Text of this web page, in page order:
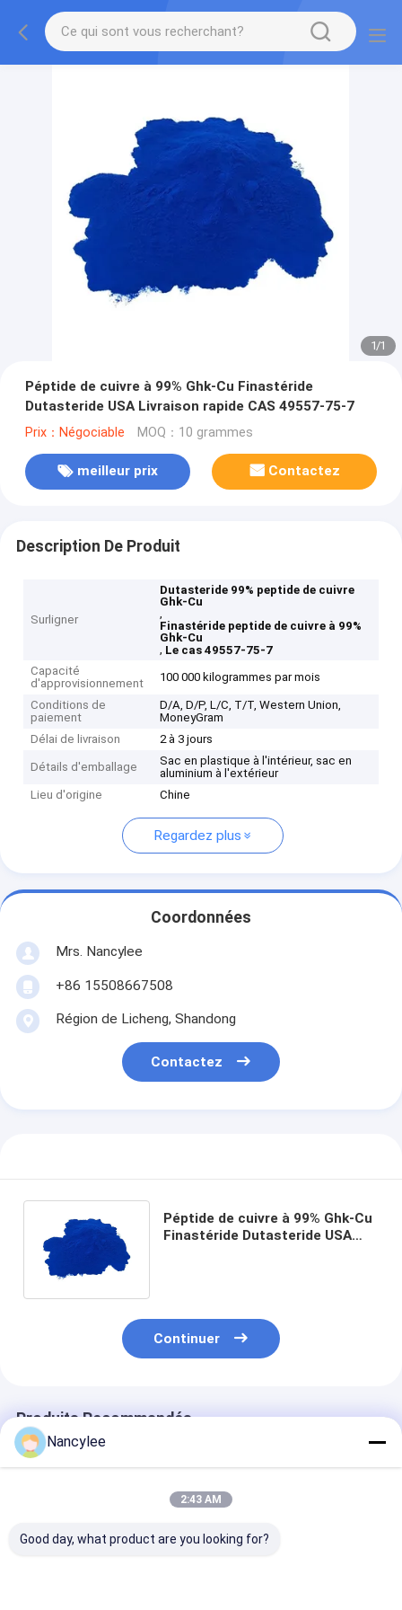
1/1
Péptide de cuivre à 99% Ghk-Cu Finastéride
Dutasteride USA Livraison rapide CAS 49557-75-7
Prix：Négociable MOQ：10 grammes
meilleur prix Contactez
Description De Produit
Surligner
Dutasteride 99% peptide de cuivre
Ghk-Cu
,
Finastéride peptide de cuivre à 99%
Ghk-Cu
, Le cas 49557-75-7
Capacité
d'approvisionnement
100 000 kilogrammes par mois
Conditions de
paiement
D/A, D/P, L/C, T/T, Western Union,
MoneyGram
Délai de livraison
2 à 3 jours
Détails d'emballage
Sac en plastique à l'intérieur, sac en
aluminium à l'extérieur
Lieu d'origine
Chine
Regardez plus
Coordonnées
Mrs. Nancylee
+86 15508667508
Région de Licheng, Shandong
Contactez
Péptide de cuivre à 99% Ghk-Cu
Finastéride Dutasteride USA
Continuer
Produits Recommandés
Nancylee
2:43 AM
Good day, what product are you looking for?